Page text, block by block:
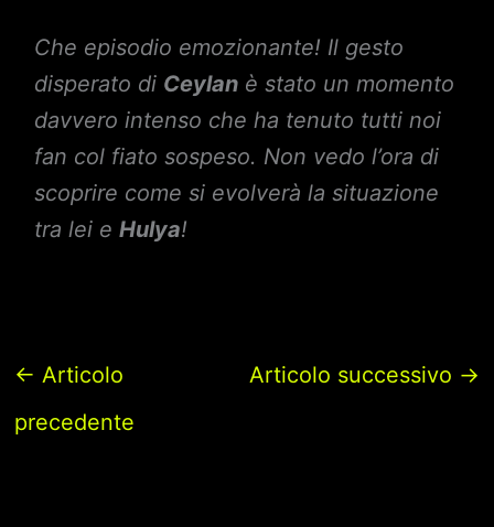
Che episodio emozionante! Il gesto
disperato di Ceylanè stato un momento
davvero intenso che ha tenuto tutti noi
fan col fiato sospeso. Non vedo l’ora di
scoprire come si evolverà la situazione
tra lei e Hulya!
← Articolo
precedente
Articolo successivo →